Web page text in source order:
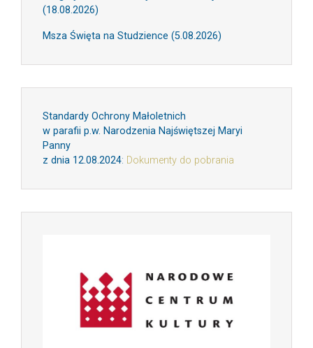
(18.08.2026)
Msza Święta na Studzience (5.08.2026)
Standardy Ochrony Małoletnich
w parafii p.w. Narodzenia Najświętszej Maryi
Panny
z dnia 12.08.2024: Dokumenty do pobrania